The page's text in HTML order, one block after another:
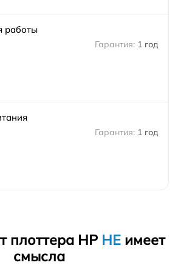
работы
1 год
1 год
плоттера HP НЕ имеет
смысла